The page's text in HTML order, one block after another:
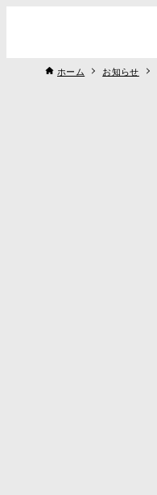
ホーム お知らせ